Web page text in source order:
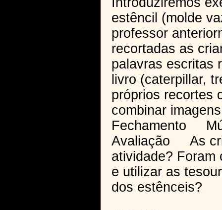
estêncil (molde
professor
recortadas as
palavras escritas
livro (caterpillar,
próprios recortes
combinar
Fechamento
Avaliação As
atividade? Foram
e utilizar as
dos estênceis?